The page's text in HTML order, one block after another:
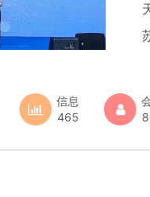
信息
465